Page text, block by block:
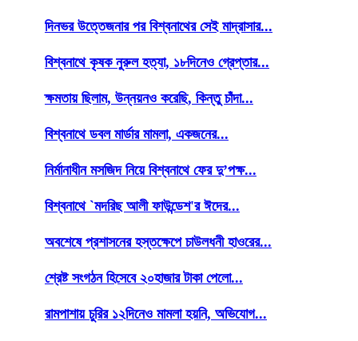
দিনভর উত্তেজনার পর বিশ্বনাথের সেই মাদ্রাসার...
বিশ্বনাথে কৃষক নুরুল হত্যা, ১৮দিনেও গ্রেপ্তার...
ক্ষমতায় ছিলাম, উন্নয়নও করেছি, কিন্তু চাঁদা...
বিশ্বনাথে ডবল মার্ডার মামলা, একজনের...
নির্মানাধীন মসজিদ নিয়ে বিশ্বনাথে ফের দু’পক্ষ...
বিশ্বনাথে `মদরিছ আলী ফাউন্ডেশ'র ঈদের...
অবশেষে প্রশাসনের হস্তক্ষেপে চাউলধনী হাওরের...
শ্রেষ্ট সংগঠন হিসেবে ২০হাজার টাকা পেলো...
রামপাশায় চুরির ১২দিনেও মামলা হয়নি, অভিযোগ...